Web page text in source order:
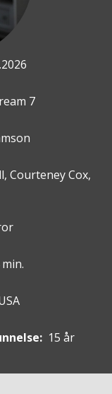
7
Courteney Cox,
15 år